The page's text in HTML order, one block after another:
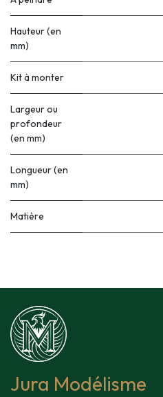
Hauteur (en
mm)
Kit à monter
Largeur ou
profondeur
(en mm)
Longueur (en
mm)
Matière
Jura Modélisme